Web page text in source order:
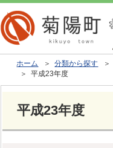
ホーム ＞分類から探す
＞ 平成23年度
平成23年度